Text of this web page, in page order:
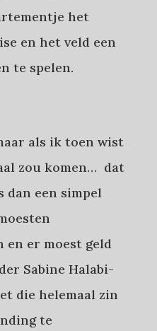
het
en het veld een
te spelen.
als ik toen wist
zou komen… dat
dan een simpel
en er moest geld
Sabine Halabi-
die helemaal zin
te